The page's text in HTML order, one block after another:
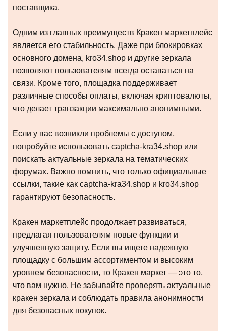
поставщика.
Одним из главных преимуществ Кракен маркетплейс
является его стабильность. Даже при блокировках
основного домена, kro34.shop и другие зеркала
позволяют пользователям всегда оставаться на
связи. Кроме того, площадка поддерживает
различные способы оплаты, включая криптовалюты,
что делает транзакции максимально анонимными.
Если у вас возникли проблемы с доступом,
попробуйте использовать captcha-kra34.shop или
поискать актуальные зеркала на тематических
форумах. Важно помнить, что только официальные
ссылки, такие как captcha-kra34.shop и kro34.shop
гарантируют безопасность.
Кракен маркетплейс продолжает развиваться,
предлагая пользователям новые функции и
улучшенную защиту. Если вы ищете надежную
площадку с большим ассортиментом и высоким
уровнем безопасности, то Кракен маркет — это то,
что вам нужно. Не забывайте проверять актуальные
кракен зеркала и соблюдать правила анонимности
для безопасных покупок.